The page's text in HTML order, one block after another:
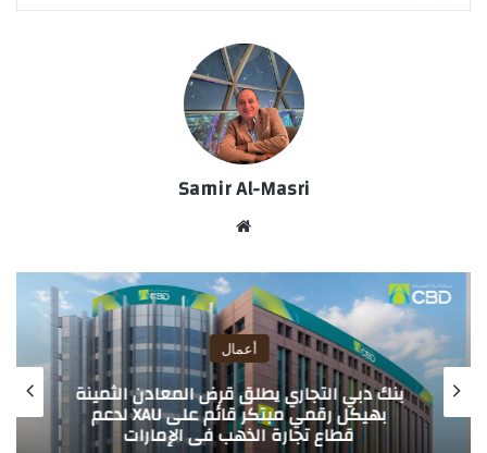
Samir Al-Masri
الوي
ب
أعمال
بنك دبي التجاري يطلق قرض المعادن الثمينة
بهيكل رقمي مبتكر قائم على XAU لدعم
قطاع تجارة الذهب في الإمارات